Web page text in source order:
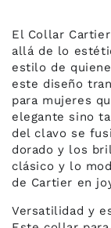
El Collar
allá de lo
estilo de
este diseño
para mujeres
elegante sino
del clavo se
dorado y los
clásico y lo
de Cartier en
Versatilidad y